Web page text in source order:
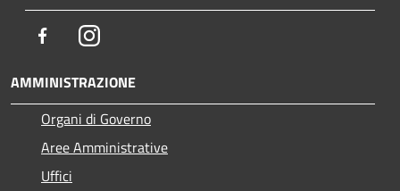
FacebookInstagram
AMMINISTRAZIONE
Organi di Governo
Aree Amministrative
Uffici